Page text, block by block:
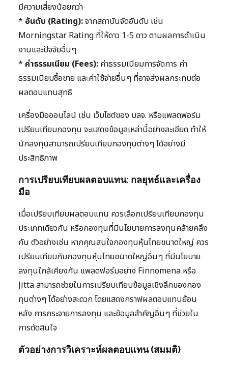
มีความเสี่ยงน้อยกว่า
* อันดับ (Rating):จากสถาบันจัดอันดับ เช่น
Morningstar Rating ที่ให้ดาว 1-5 ดาว ตามผลการดำเนิน
งานและปัจจัยอื่นๆ
* ค่าธรรมเนียม (Fees): ค่าธรรมเนียมการจัดการ ค่า
ธรรมเนียมซื้อขาย และค่าใช้จ่ายอื่นๆ ที่อาจส่งผลกระทบต่อ
ผลตอบแทนสุทธิ
เครื่องมือออนไลน์ เช่น เว็บไซต์ของ บลจ. หรือแพลตฟอร์ม
เปรียบเทียบกองทุน จะแสดงข้อมูลเหล่านี้อย่างละเอียด ทำให้
นักลงทุนสามารถเปรียบเทียบกองทุนต่างๆ ได้อย่างมี
ประสิทธิภาพ
การเปรียบเทียบผลตอบแทน: กลยุทธ์และเครื่อง
มือ
เมื่อเปรียบเทียบผลตอบแทน ควรเลือกเปรียบเทียบกองทุน
ประเภทเดียวกัน หรือกองทุนที่มีนโยบายการลงทุนคล้ายคลึง
กัน ตัวอย่างเช่น หากคุณสนใจกองทุนหุ้นไทยขนาดใหญ่ ควร
เปรียบเทียบกับกองทุนหุ้นไทยขนาดใหญ่อื่นๆ ที่มีนโยบาย
ลงทุนใกล้เคียงกัน แพลตฟอร์มอย่าง Finnomena หรือ
Jitta สามารถช่วยในการเปรียบเทียบข้อมูลเชิงลึกของกอง
ทุนต่างๆ ได้อย่างสะดวก โดยแสดงกราฟผลตอบแทนย้อน
หลัง การกระจายการลงทุน และข้อมูลสำคัญอื่นๆ ที่ช่วยใน
การตัดสินใจ
ตัวอย่างการวิเคราะห์ผลตอบแทน (สมมติ)